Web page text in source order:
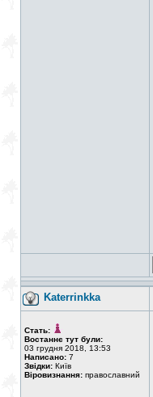
Katerrinkka
Стать:
Востаннє тут були:
03 грудня 2018, 13:53
Написано: 7
Звідки: Київ
Віровизнання: православний